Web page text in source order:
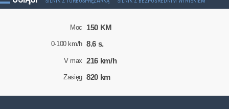
Moc 150 KM
0-100 km/h 8.6 s.
V max 216 km/h
Zasięg 820 km